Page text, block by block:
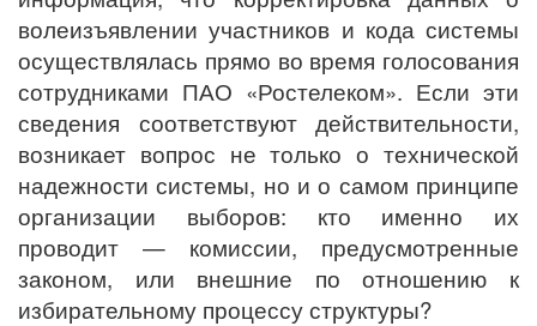
волеизъявлении участников и кода системы
осуществлялась прямо во время голосования
сотрудниками ПАО «Ростелеком». Если эти
сведения соответствуют действительности,
возникает вопрос не только о технической
надежности системы, но и о самом принципе
организации выборов: кто именно их
проводит — комиссии, предусмотренные
законом, или внешние по отношению к
избирательному процессу структуры?